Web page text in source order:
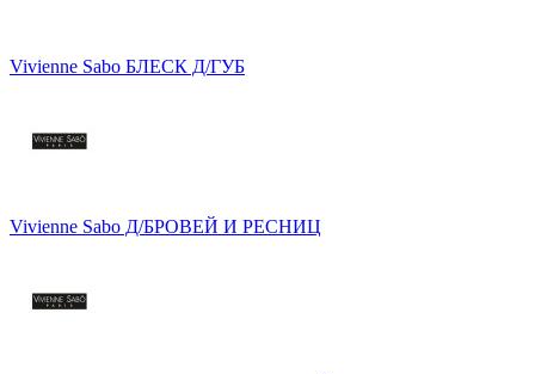
Vivienne Sabo БЛЕСК Д/ГУБ
Vivienne Sabo Д/БРОВЕЙ И РЕСНИЦ